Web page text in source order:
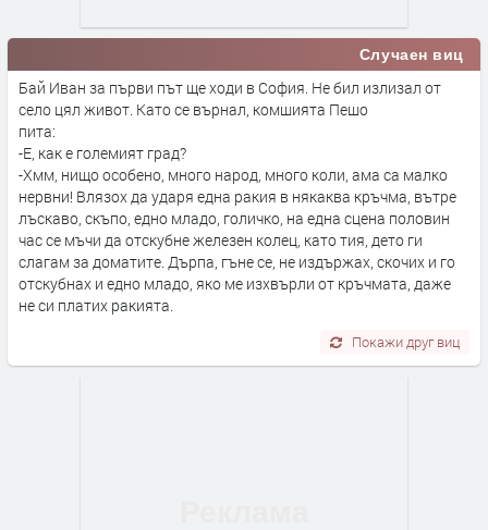
Случаен виц
Бай Иван за първи път ще ходи в София. Не бил излизал от
село цял живот. Като се върнал, комшията Пешо
пита:
-Е, как е големият град?
-Хмм, нищо особено, много народ, много коли, ама са малко
нервни! Влязох да ударя една ракия в някаква кръчма, вътре
лъскаво, скъпо, едно младо, голичко, на една сцена половин
час се мъчи да отскубне железен колец, като тия, дето ги
слагам за доматите. Дърпа, гъне се, не издържах, скочих и го
отскубнах и едно младо, яко ме изхвърли от кръчмата, даже
не си платих ракията.
Покажи друг виц